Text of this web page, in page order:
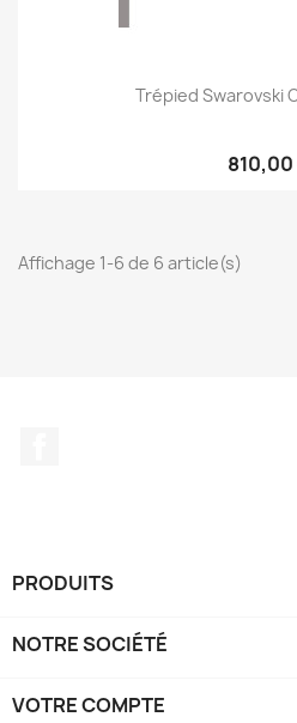
Trépied Swarovski
810,00
Affichage 1-6 de 6 article(s)
PRODUITS
NOTRE SOCIÉTÉ
VOTRE COMPTE